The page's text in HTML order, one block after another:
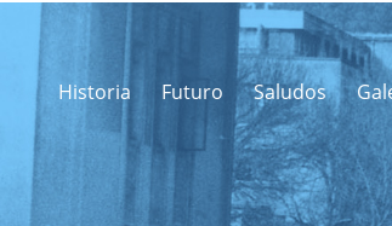
Historia Futuro Saludos